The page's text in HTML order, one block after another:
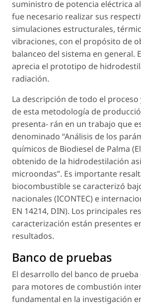
suministro de potencia eléctrica
fue necesario realizar sus
simulaciones estructurales,
vibraciones, con el propósito de
balanceo del sistema en general.
aprecia el prototipo de
radiación.
La descripción de todo el
de esta metodología de
presenta- rán en un trabajo que
denominado “Análisis de los
químicos de Biodiesel de Palma
obtenido de la hidrodestilación
microondas”. Es importante
biocombustible se caracterizó
nacionales (ICONTEC) e
EN 14214, DIN). Los principales
caracterización están presentes
resultados.
Banco de pruebas
El desarrollo del banco de
para motores de combustión
fundamental en la investigación